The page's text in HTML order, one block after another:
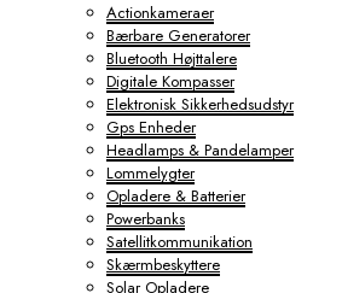
Actionkameraer
Bærbare Generatorer
Bluetooth Højttalere
Digitale Kompasser
Elektronisk Sikkerhedsudstyr
Gps Enheder
Headlamps & Pandelamper
Lommelygter
Opladere & Batterier
Powerbanks
Satellitkommunikation
Skærmbeskyttere
Solar Opladere